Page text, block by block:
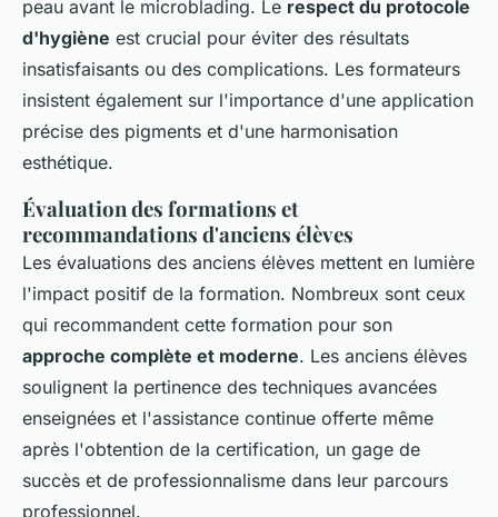
peau avant le microblading. Le respect du protocole
d'hygiène est crucial pour éviter des résultats
insatisfaisants ou des complications. Les formateurs
insistent également sur l'importance d'une application
précise des pigments et d'une harmonisation
esthétique.
Évaluation des formations et
recommandations d'anciens élèves
Les évaluations des anciens élèves mettent en lumière
l'impact positif de la formation. Nombreux sont ceux
qui recommandent cette formation pour son
approche complète et moderne. Les anciens élèves
soulignent la pertinence des techniques avancées
enseignées et l'assistance continue offerte même
après l'obtention de la certification, un gage de
succès et de professionnalisme dans leur parcours
professionnel.